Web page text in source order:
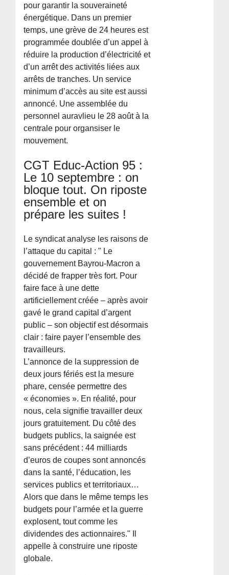
pour garantir la souveraineté
énergétique. Dans un premier
temps, une grève de 24 heures est
programmée doublée d’un appel à
réduire la production d’électricité et
d’un arrêt des activités liées aux
arrêts de tranches. Un service
minimum d’accès au site est aussi
annoncé. Une assemblée du
personnel auravlieu le 28 août à la
centrale pour organsiser le
mouvement.
CGT Educ-Action 95 :
Le 10 septembre : on
bloque tout. On riposte
ensemble et on
prépare les suites !
Le syndicat analyse les raisons de
l’attaque du capital : " Le
gouvernement Bayrou-Macron a
décidé de frapper très fort. Pour
faire face à une dette
artificiellement créée – après avoir
gavé le grand capital d’argent
public – son objectif est désormais
clair : faire payer l’ensemble des
travailleurs.
L’annonce de la suppression de
deux jours fériés est la mesure
phare, censée permettre des
« économies ». En réalité, pour
nous, cela signifie travailler deux
jours gratuitement. Du côté des
budgets publics, la saignée est
sans précédent : 44 milliards
d’euros de coupes sont annoncés
dans la santé, l’éducation, les
services publics et territoriaux…
Alors que dans le même temps les
budgets pour l’armée et la guerre
explosent, tout comme les
dividendes des actionnaires." Il
appelle à construire une riposte
globale.